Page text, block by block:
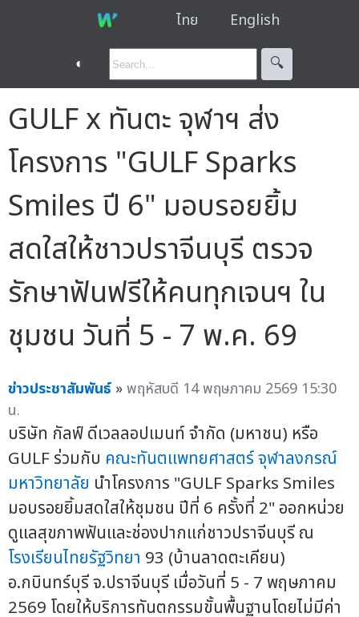
ไทย English
◐ 🔍︎
GULF x ทันตะ จุฬาฯ ส่ง
โครงการ "GULF Sparks
Smiles ปี 6" มอบรอยยิ้ม
สดใสให้ชาวปราจีนบุรี ตรวจ
รักษาฟันฟรีให้คนทุกเจนฯ ใน
ชุมชน วันที่ 5 - 7 พ.ค. 69
ข่าวประชาสัมพันธ์ »พฤหัสบดี 14 พฤษภาคม 2569 15:30
น.
บริษัท กัลฟ์ ดีเวลลอปเมนท์ จำกัด (มหาชน) หรือ
GULF ร่วมกับ คณะทันตแพทยศาสตร์จุฬาลงกรณ์
มหาวิทยาลัย นำโครงการ "GULF Sparks Smiles
มอบรอยยิ้มสดใสให้ชุมชน ปีที่ 6 ครั้งที่ 2" ออกหน่วย
ดูแลสุขภาพฟันและช่องปากแก่ชาวปราจีนบุรี ณ
โรงเรียนไทยรัฐวิทยา 93 (บ้านลาดตะเคียน)
อ.กบินทร์บุรี จ.ปราจีนบุรี เมื่อวันที่ 5 - 7 พฤษภาคม
2569 โดยให้บริการทันตกรรมขั้นพื้นฐานโดยไม่มีค่า